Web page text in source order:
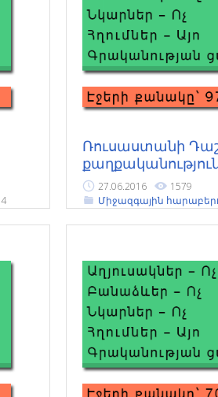
4
Ռուսաստանի
Կենտրոնական
27.06.2016
1579
Միջազգային